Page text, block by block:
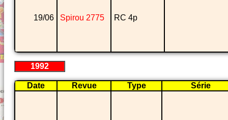
19/06 Spirou 2775 RC 4p
1992
Date Revue Type Série